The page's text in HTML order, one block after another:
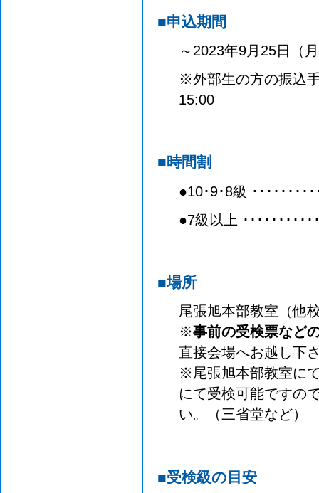
■申込期間
～2023年9月25日（
※外部生の方の振込
15:00
■時間割
●10･9･8級 ････････
●7級以上 ･････････
■場所
尾張旭本部教室（他
※事前の受検票など
直接会場へお越し下
※尾張旭本部教室に
にて受検可能ですの
い。（三省堂など）
■受検級の目安